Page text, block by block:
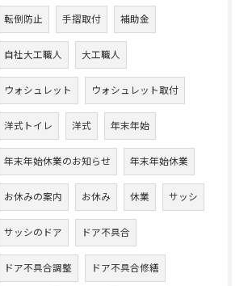
転倒防止 手摺取付 補助金
自社大工職人 大工職人
ウォシュレット ウォシュレット取付
洋式トイレ 洋式 年末年始
年末年始休業のお知らせ 年末年始休業
お休みの案内 お休み 休業 サッシ
サッシのドア ドア不具合
ドア不具合調整 ドア不具合修繕